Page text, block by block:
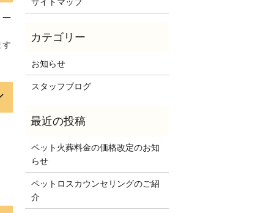
一
す
お知らせ
スタッフブログ
ペット火葬料金の価格改定のお知
らせ
ペットロスカウンセリングのご紹
介